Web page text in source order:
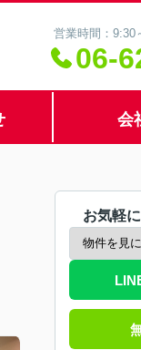
営業時間：
06-
会
お気軽